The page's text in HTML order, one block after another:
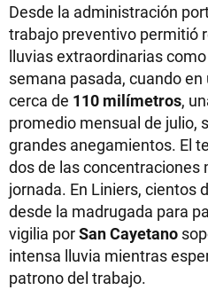
Desde la administración
trabajo preventivo permitió
lluvias extraordinarias
semana pasada, cuando
cerca de 110 milímetros,
promedio mensual de julio,
grandes anegamientos. El
dos de las concentraciones
jornada. En Liniers, cientos
desde la madrugada para
vigilia porSan Cayetano
intensa lluvia mientras
patrono del trabajo.